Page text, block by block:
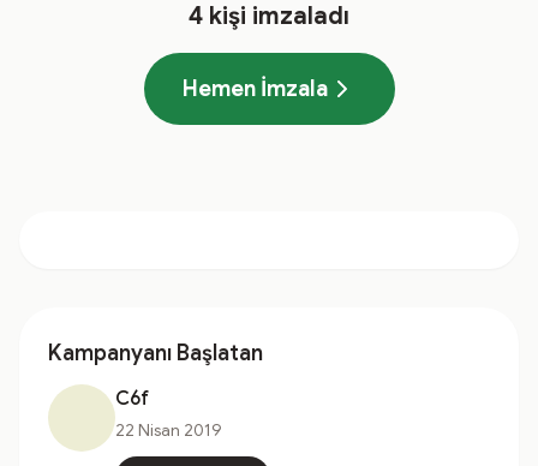
4 kişi imzaladı
Hemen İmzala
Kampanyanı Başlatan
C6f
22 Nisan 2019